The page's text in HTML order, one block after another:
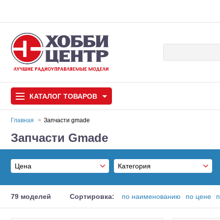
КАТАЛОГ ТОВАРОВ
Автомодели
Запчасти и аксессуары
Самолеты
Главная Запчасти gmade
Запчасти Gmade
79 моделей Сортировка: по наименованию по цене
Цена
От
Категория
Инструмент,измерительные